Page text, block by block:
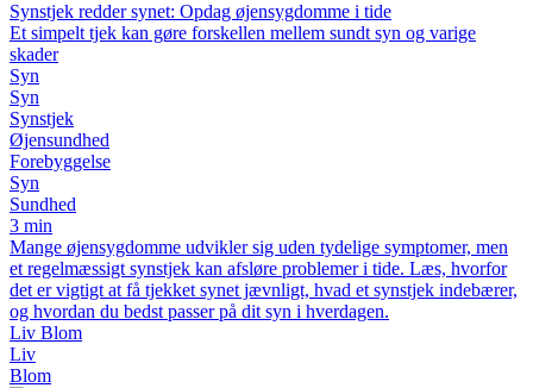
Synstjek redder synet: Opdag øjensygdomme i tide
Et simpelt tjek kan gøre forskellen mellem sundt syn og varige
skader
Syn
Syn
Synstjek
Øjensundhed
Forebyggelse
Syn
Sundhed
3 min
Mange øjensygdomme udvikler sig uden tydelige symptomer, men
et regelmæssigt synstjek kan afsløre problemer i tide. Læs, hvorfor
det er vigtigt at få tjekket synet jævnligt, hvad et synstjek indebærer,
og hvordan du bedst passer på dit syn i hverdagen.
Liv Blom
Liv
Blom